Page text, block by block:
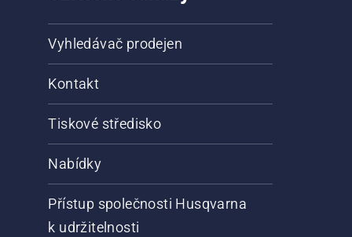
Vyhledávač prodejen
Kontakt
Tiskové středisko
Nabídky
Přístup společnosti Husqvarna
k udržitelnosti